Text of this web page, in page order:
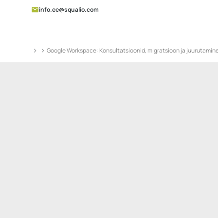
info.ee@squalio.com
Google Workspace: Konsultatsioonid, migratsioon ja